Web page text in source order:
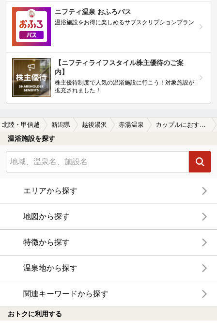
ニフティ温泉 おふろパス
温浴施設をお得に楽しめるサブスクリプションプラン
【ニフティライフスタイル株主優待のご案
内】
株主優待制度で人気の温浴施設に行こう！対象施設が
拡充されました！
北陸・甲信越 新潟県 越後湯沢 赤湯温泉 カップルにおすすめの赤湯温泉の温泉、日帰り温泉、スーパー銭湯おすすめ
温浴施設を探す
エリアから探す
地図から探す
特徴から探す
温泉地から探す
関連キーワードから探す
おトクに利用する